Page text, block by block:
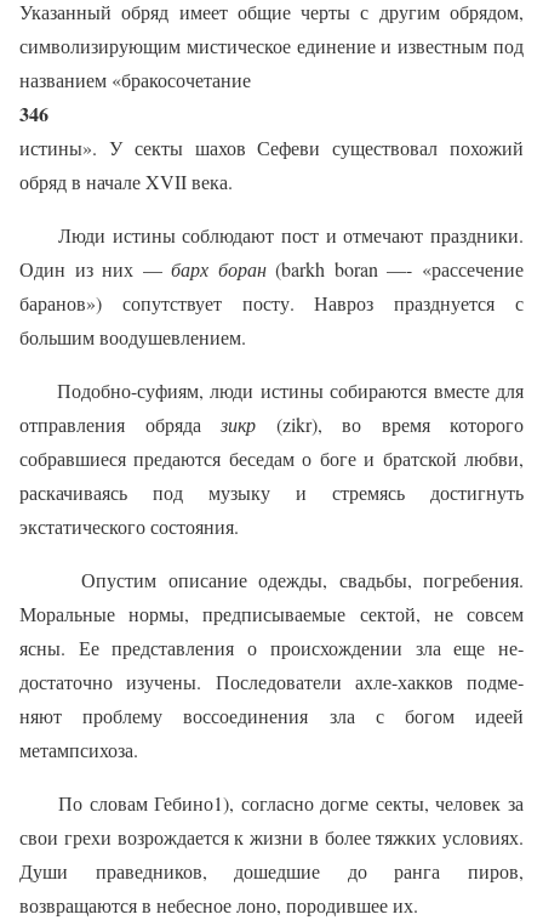
Указанный обряд имеет общие черты с другим обрядом,
символизирующим мистическое еди­нение и известным под
названием «бракосочетание
346
истины». У секты шахов Сефеви существовал похожий
обряд в началеXVIIвека.
Люди истины соблюдают пост и отмечают праздни­ки.
Один из них —барх боран(barkh boran —- «рассече­ние
баранов») сопутствует посту. Навроз празднуется с
большим воодушевлением.
Подобно-суфиям, люди истины собираются вместе для
отправления обряда зикр (zikr), во время которого
собравшиеся предаются беседам о боге и братской любви,
раскачиваясь под музыку и стремясь достиг­нуть
экстатического состояния.
Опустим описание одежды, свадьбы, погребения.
Моральные нормы, предписываемые сектой, не совсем
ясны. Ее представления о происхождении зла еще не­
достаточно изучены. Последователи ахле-хакков подме­
няют проблему воссоединения зла с богом идеей
метампсихоза.
По словам Гебино1), согласно догме секты, человек за
свои грехи возрождается к жизни в более тяжких условиях.
Души праведников, дошедшие до ранга пиров,
возвращаются в небесное лоно, породившее их.